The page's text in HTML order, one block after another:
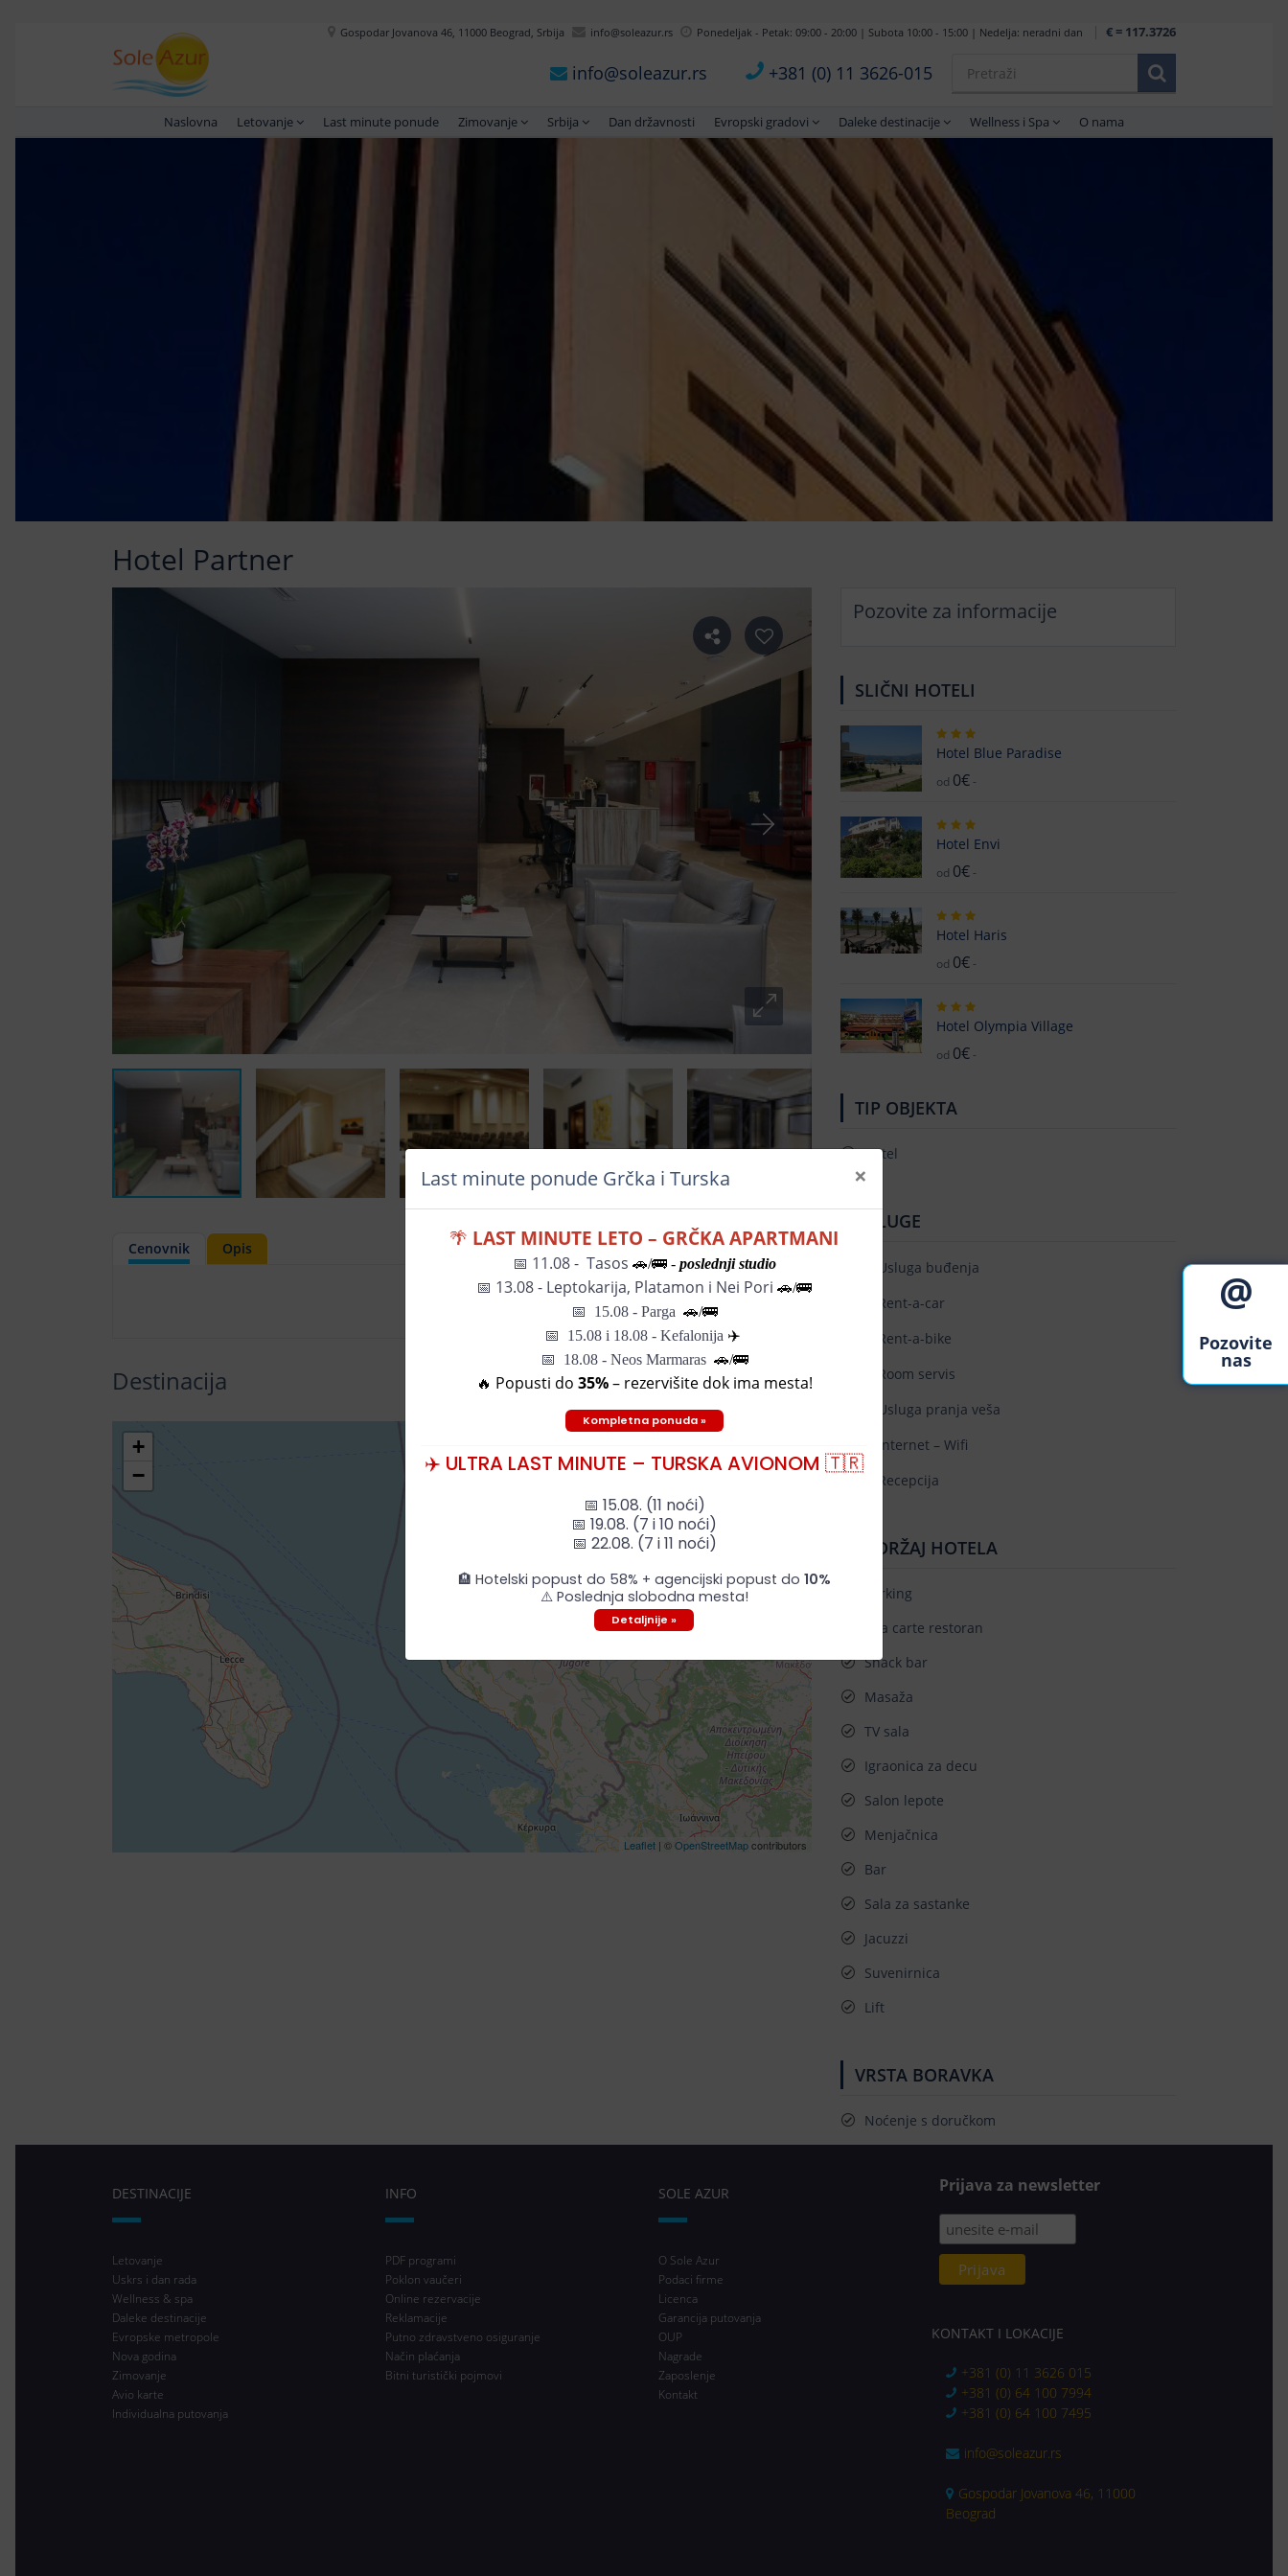
Gospodar Jovanova 46, 11000 Beograd, Srbija info@soleazur.rs Ponedeljak - Petak: 09:00 - 20:00 | Subota 10:00 - 15:00 | Nedelja: neradni dan € = 117.3726
info@soleazur.rs +381 (0) 11 3626-015
Naslovna Letovanje Last minute ponude Zimovanje Srbija Dan državnosti Evropski gradovi Daleke destinacije Wellness i Spa O nama
@
Pozovite
nas
Hotel Partner
Opis
Cenovnik
Destinacija
+
−
Leaflet | ©OpenStreetMapcontributors
Pozovite za informacije
SLIČNI HOTELI
Hotel Blue Paradise
od 0€ -
Hotel Envi
od 0€ -
Hotel Haris
od 0€ -
Hotel Olympia Village
od 0€ -
TIP OBJEKTA
Hotel
USLUGE
Usluga buđenja
Rent-a-car
Rent-a-bike
Room servis
Usluga pranja veša
Internet – Wifi
Recepcija
SADRŽAJ HOTELA
Parking
A la carte restoran
Snack bar
Masaža
TV sala
Igraonica za decu
Salon lepote
Menjačnica
Bar
Sala za sastanke
Jacuzzi
Suvenirnica
Lift
VRSTA BORAVKA
Noćenje s doručkom
Last minute ponude Grčka i Turska ×
🌴 LAST MINUTE LETO – GRČKA APARTMANI
📅 11.08 - Tasos 🚗/🚌 - poslednji studio
📅 13.08 - Leptokarija, Platamon i Nei Pori 🚗/🚌
📅 15.08 - Parga 🚗/🚌
📅 15.08 i 18.08 - Kefalonija ✈️
📅 18.08 - Neos Marmaras 🚗/🚌
🔥 Popusti do 35%– rezervišite dok ima mesta!
Kompletna ponuda »
✈️ ULTRA LAST MINUTE – TURSKA AVIONOM 🇹🇷
📅 15.08. (11 noći)
📅 19.08. (7 i 10 noći)
📅 22.08. (7 i 11 noći)
🏨 Hotelski popust do 58% + agencijski popust do 10%
⚠️ Poslednja slobodna mesta!
Detaljnije »
DESTINACIJE
Letovanje
Uskrs i dan rada
Wellness & spa
Daleke destinacije
Evropske metropole
Nova godina
Zimovanje
Avio karte
Individualna putovanja
INFO
PDF programi
Poklon vaučeri
Online rezervacije
Reklamacije
Putno zdravstveno osiguranje
Način plaćanja
Bitni turistički pojmovi
SOLE AZUR
O Sole Azur
Podaci firme
Licenca
Garancija putovanja
OUP
Nagrade
Zaposlenje
Kontakt
Prijava za newsletter
KONTAKT I LOKACIJE
+381 (0) 11 3626 015
+381 (0) 64 100 7994
+381 (0) 64 100 7495
info@soleazur.rs
Gospodar Jovanova 46, 11000
Beograd